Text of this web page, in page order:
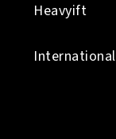
Heavyift
International